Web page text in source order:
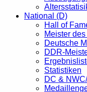
National (D)
Hall of
Meister
Deutsche
DDR-
Statistiken
DC &